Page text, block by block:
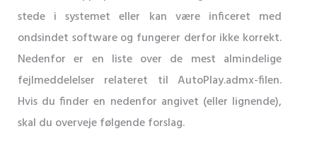
stede i systemet eller kan være inficeret med
ondsindet software og fungerer derfor ikke korrekt.
Nedenfor er en liste over de mest almindelige
fejlmeddelelser relateret til AutoPlay.admx-filen.
Hvis du finder en nedenfor angivet (eller lignende),
skal du overveje følgende forslag.